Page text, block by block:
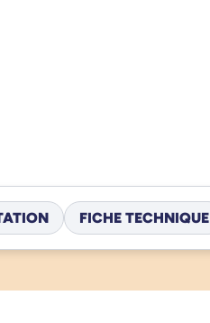
FICHE TECHNIQUE